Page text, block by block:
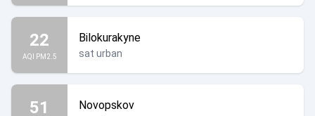
22
AQI PM2.5
Bilokurakyne
sat urban
51 Novopskov